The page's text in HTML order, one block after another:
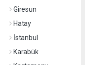
Giresun
Hatay
İstanbul
Karabük